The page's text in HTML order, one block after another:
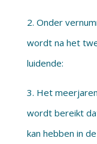
2. Onder
wordt na het
luidende:
3. Het
wordt bereikt
kan hebben in